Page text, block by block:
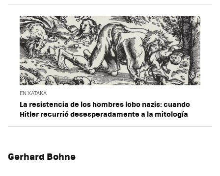
EN XATAKA
La resistencia de los hombres lobo nazis: cuando
Hitler recurrió desesperadamente a la mitología
Gerhard Bohne